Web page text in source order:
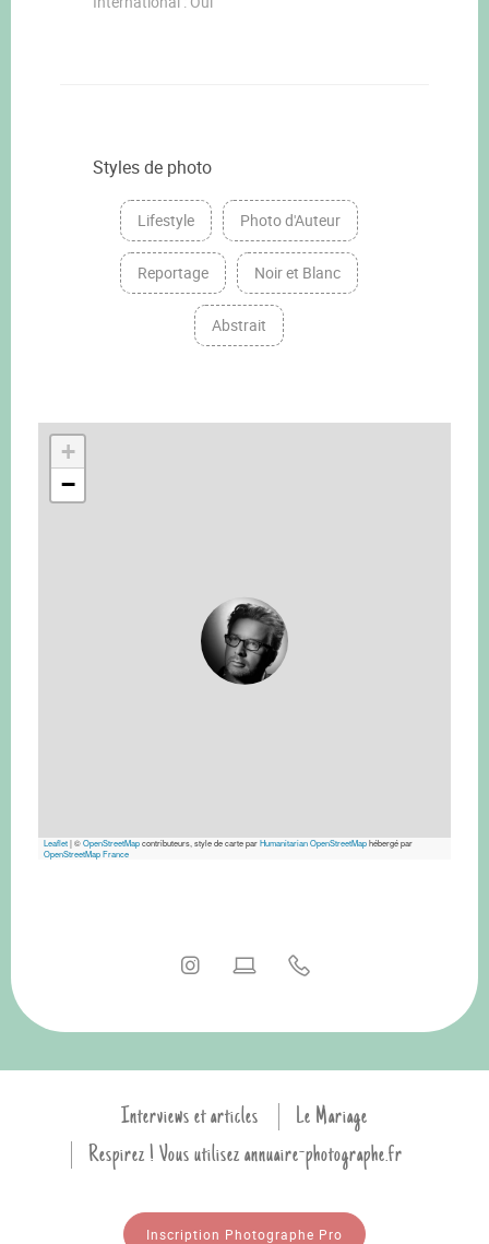
Styles de photo
Lifestyle Photo d'Auteur
Reportage Noir et Blanc
Abstrait
+
−
Leaflet|©OpenStreetMapcontributeurs, style de carte parHumanitarian OpenStreetMaphébergé par
OpenStreetMap France
Interviews et articles
Le Mariage
Respirez ! Vous utilisez annuaire-photographe.fr
Inscription Photographe Pro